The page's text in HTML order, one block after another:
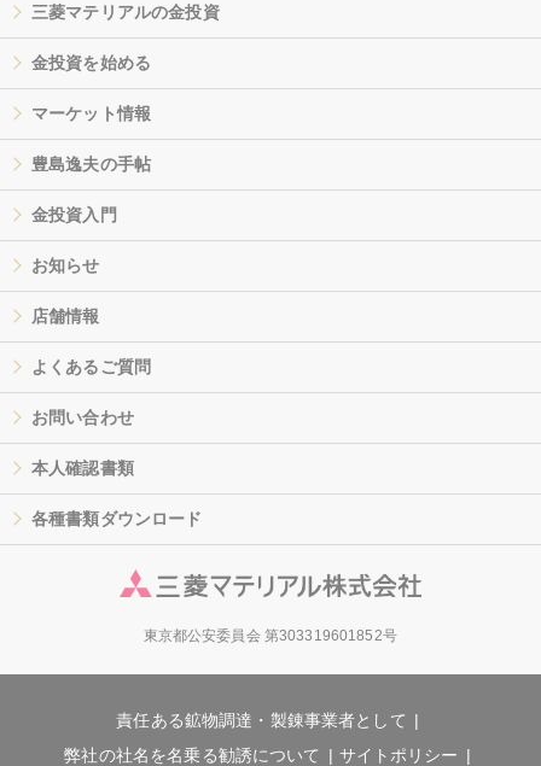
三菱マテリアルの金投資
金投資を始める
マーケット情報
豊島逸夫の手帖
金投資入門
お知らせ
店舗情報
よくあるご質問
お問い合わせ
本人確認書類
各種書類ダウンロード
東京都公安委員会 第303319601852号
責任ある鉱物調達・製錬事業者として
弊社の社名を名乗る勧誘について
サイトポリシー